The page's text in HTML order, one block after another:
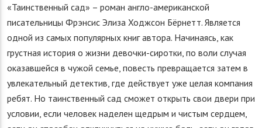
«Таинственный сад» – роман англо-американской
писательницы Фрэнсис Элиза Ходжсон Бёрнетт. Является
одной из самых популярных книг автора. Начинаясь, как
грустная история о жизни девочки-сиротки, по воли случая
оказавшейся в чужой семье, повесть превращается затем в
увлекательный детектив, где действует уже целая компания
ребят. Но таинственный сад сможет открыть свои двери при
условии, если человек наделен щедрым и чистым сердцем,